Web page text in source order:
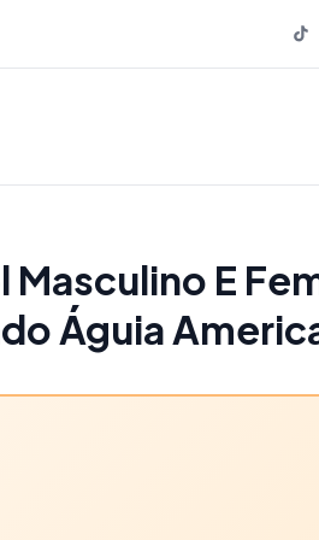
Masculino E
Águia
Trucker